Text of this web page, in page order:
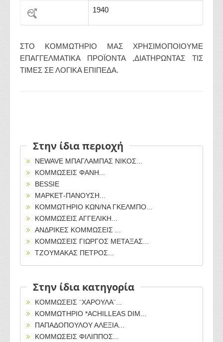
1940
ΣΤΟ ΚΟΜΜΩΤΗΡΙΟ ΜΑΣ ΧΡΗΣΙΜΟΠΟΙΟΥΜΕ
ΕΠΑΓΓΕΛΜΑΤΙΚΑ ΠΡΟΪΟΝΤΑ ,ΔΙΑΤΗΡΩΝΤΑΣ ΤΙΣ
ΤΙΜΕΣ ΣΕ ΛΟΓΙΚΑ ΕΠΙΠΕΔΑ.
Στην ίδια περιοχή
NEWAVE ΜΠΑΓΛΑΜΠΑΣ ΝΙΚΟΣ...
ΚΟΜΜΩΣΕΙΣ ΦΑΝΗ...
BESSIE
ΜΑΡΚΕΤ-ΠΑΝΟΥΣΗ...
ΚΟΜΜΩΤΗΡΙΟ ΚΩΝ/ΝΑ ΓΚΕΛΜΠΟ...
ΚΟΜΜΩΣΕΙΣ ΑΓΓΕΛΙΚΗ...
ΑΝΔΡΙΚΕΣ ΚΟΜΜΩΣΕΙΣ ...
ΚΟΜΜΩΣΕΙΣ ΓΙΩΡΓΟΣ ΜΕΤΑΞΑΣ...
ΤΖΟΥΜΑΚΑΣ ΠΕΤΡΟΣ...
Στην ίδια κατηγορία
ΚΟΜΜΩΣΕΙΣ ¨ΧΑΡΟΥΛΑ¨...
ΚΟΜΜΩΤΗΡΙΟ *ACHILLEAS DIM...
ΠΑΠΑΔΟΠΟΥΛΟΥ ΑΛΕΞΙΑ...
ΚΟΜΜΩΣΕΙΣ ΦΙΛΙΠΠΟΣ...